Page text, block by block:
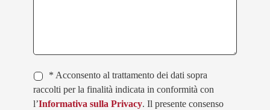
* Acconsento al trattamento dei dati sopra
raccolti per la finalità indicata in conformità con
l’Informativa sulla Privacy. Il presente consenso